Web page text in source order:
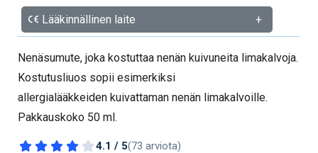
Lääkinnällinen laite +
Nenäsumute, joka kostuttaa nenän kuivuneita limakalvoja.
Kostutusliuos sopii esimerkiksi
allergialääkkeiden kuivattaman nenän limakalvoille.
Pakkauskoko 50 ml.
4.1 / 5(73 arviota)